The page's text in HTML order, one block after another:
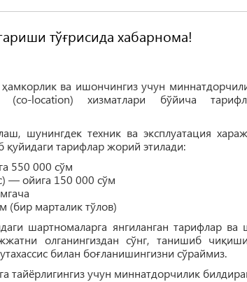
тўғрисида хабарнома!
ва ишончингиз учун
location) хизматлари бўйича
шунингдек техник ва эксплуатация
қуйидаги тарифлар жорий этилади:
550 000 сўм
— ойига 150 000 сўм
марталик тўлов)
шартномаларга янгиланган тарифлар ва
олганингиздан сўнг, танишиб
билан боғланишингизни сўраймиз.
тайёрлигингиз учун миннатдорчилик